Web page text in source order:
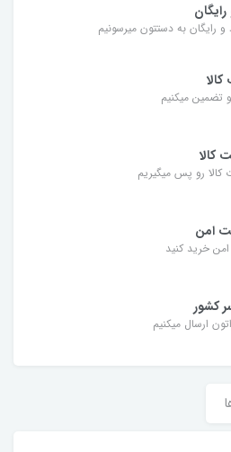
و رایگان به دستتون میرسونیم
تضمین میکنیم
کالا
رو پس میگیریم
امن
خرید کنید
کشور
ارسال میکنیم